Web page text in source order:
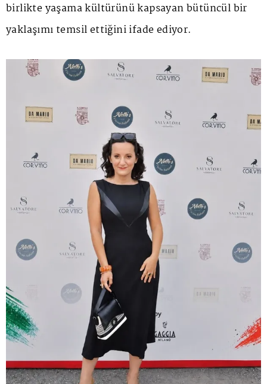
birlikte yaşama kültürünü kapsayan bütüncül bir
yaklaşımı temsil ettiğini ifade ediyor.